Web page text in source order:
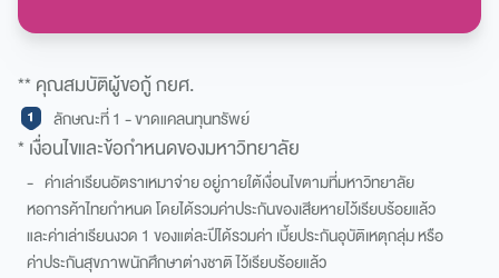
* เงื่อนไขและข้อกำหนดของมหาวิทยาลัย
- ค่าเล่าเรียนอัตราเหมาจ่าย อยู่ภายใต้เงื่อนไขตามที่มหาวิทยาลัย
หอการค้าไทยกำหนด โดยได้รวมค่าประกันของเสียหายไว้เรียบร้อยแล้ว
และค่าเล่าเรียนงวด 1 ของแต่ละปีได้รวมค่า เบี้ยประกันอุบัติเหตุกลุ่ม หรือ
ค่าประกันสุขภาพนักศึกษาต่างชาติ ไว้เรียบร้อยแล้ว
** คุณสมบัติผู้ขอกู้ กยศ.
ลักษณะที่ 1 - ขาดแคลนทุนทรัพย์